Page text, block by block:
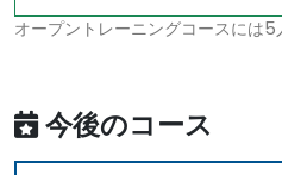
オープントレーニングコースには5
今後のコース